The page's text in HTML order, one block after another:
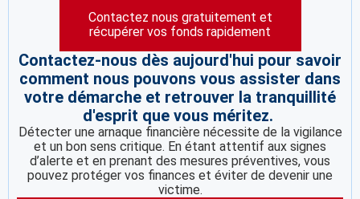
Contactez nous gratuitement et
récupérer vos fonds rapidement
Contactez-nous dès aujourd'hui pour savoir
comment nous pouvons vous assister dans
votre démarche et retrouver la tranquillité
d'esprit que vous méritez.
Détecter une arnaque financière nécessite de la vigilance
et un bon sens critique. En étant attentif aux signes
d’alerte et en prenant des mesures préventives, vous
pouvez protéger vos finances et éviter de devenir une
victime.